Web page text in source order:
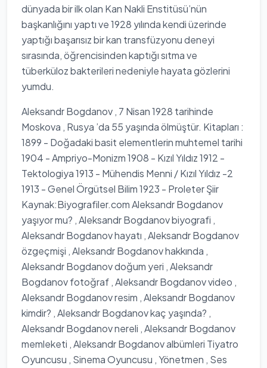
dünyada bir ilk olan Kan Nakli Enstitüsü’nün
başkanlığını yaptı ve 1928 yılında kendi üzerinde
yaptığı başarısız bir kan transfüzyonu deneyi
sırasında, öğrencisinden kaptığı sıtma ve
tüberküloz bakterileri nedeniyle hayata gözlerini
yumdu.
Aleksandr Bogdanov , 7 Nisan 1928 tarihinde
Moskova , Rusya ’da 55 yaşında ölmüştür. Kitapları :
1899 - Doğadaki basit elementlerin muhtemel tarihi
1904 - Ampriyo-Monizm 1908 - Kızıl Yıldız 1912 -
Tektologiya 1913 - Mühendis Menni / Kızıl Yıldız -2
1913 - Genel Örgütsel Bilim 1923 - Proleter Şiir
Kaynak:Biyografiler.com Aleksandr Bogdanov
yaşıyor mu? , Aleksandr Bogdanov biyografi ,
Aleksandr Bogdanov hayatı , Aleksandr Bogdanov
özgeçmişi , Aleksandr Bogdanov hakkında ,
Aleksandr Bogdanov doğum yeri , Aleksandr
Bogdanov fotoğraf , Aleksandr Bogdanov video ,
Aleksandr Bogdanov resim , Aleksandr Bogdanov
kimdir? , Aleksandr Bogdanov kaç yaşında? ,
Aleksandr Bogdanov nereli , Aleksandr Bogdanov
memleketi , Aleksandr Bogdanov albümleri Tiyatro
Oyuncusu , Sinema Oyuncusu , Yönetmen , Ses